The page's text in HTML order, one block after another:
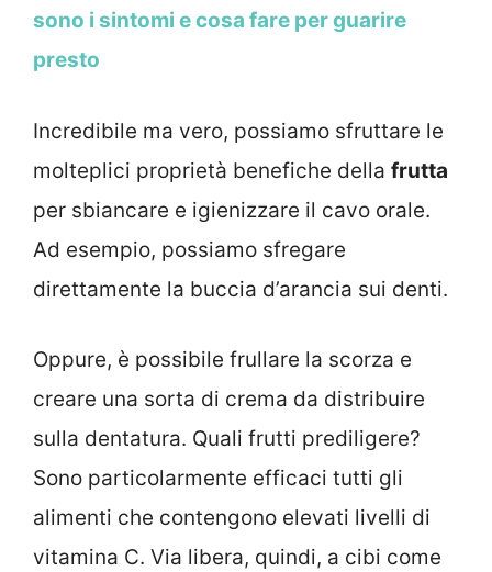
sono i sintomi e cosa fare per guarire
presto
Incredibile ma vero, possiamo sfruttare le
molteplici proprietà benefiche della frutta
per sbiancare e igienizzare il cavo orale.
Ad esempio, possiamo sfregare
direttamente la buccia d’arancia sui denti.
Oppure, è possibile frullare la scorza e
creare una sorta di crema da distribuire
sulla dentatura. Quali frutti prediligere?
Sono particolarmente efficaci tutti gli
alimenti che contengono elevati livelli di
vitamina C. Via libera, quindi, a cibi come